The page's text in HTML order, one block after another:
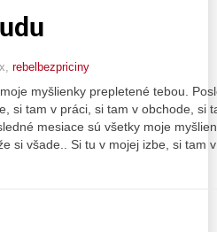
rebelbezpriciny
myšlienky prepletené tebou.
si tam v práci, si tam v obchode, si
mesiace sú všetky moje
si všade.. Si tu v mojej izbe, si tam